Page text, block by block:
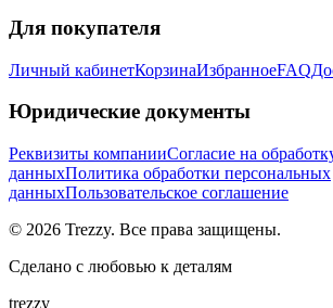
Для покупателя
Личный кабинетКорзинаИзбранноеFAQ
Юридические документы
Реквизиты компанииСогласие на
данныхПолитика обработки персональных
данныхПользовательское соглашение
© 2026 Trezzy. Все права защищены.
Сделано с любовью к деталям
trezzy